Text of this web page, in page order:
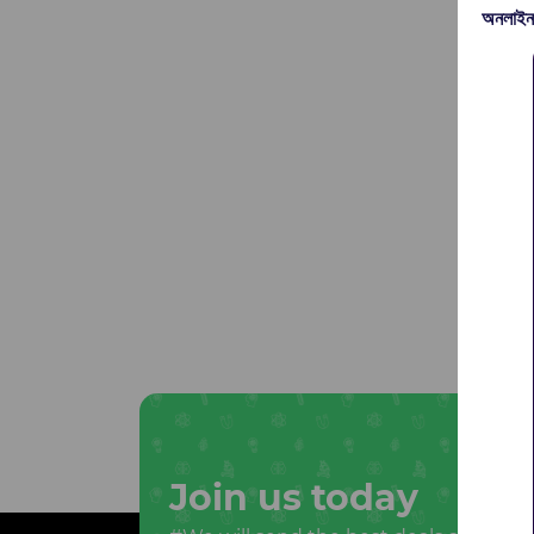
Join us today